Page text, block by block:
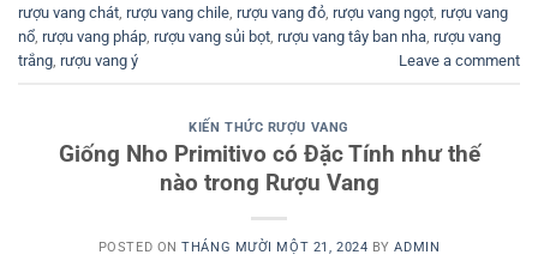
rượu vang chát, rượu vang chile, rượu vang đỏ, rượu vang ngọt, rượu vang
nổ, rượu vang pháp, rượu vang sủi bọt, rượu vang tây ban nha, rượu vang
trắng, rượu vang ý Leave a comment
KIẾN THỨC RƯỢU VANG
Giống Nho Primitivo có Đặc Tính như thế
nào trong Rượu Vang
POSTED ONTHÁNG MƯỜI MỘT 21, 2024 BYADMIN